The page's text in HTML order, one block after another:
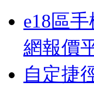
e18區
網報價
自定捷